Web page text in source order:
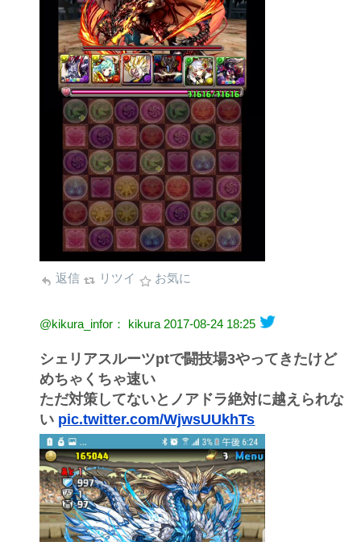
返信 リツイ お気に
@kikura_infor： kikura 2017-08-24 18:25
シェリアスルーツptで闘技場3やってきたけど
めちゃくちゃ速い
ただ対策してないとノアドラ絶対に越えられな
い pic.twitter.com/WjwsUUkhTs